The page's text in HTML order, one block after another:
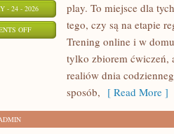
- 24 - 2026
OFFON
play. To miejsce dla
tego, czy są na etapie
Trening online i w
tylko zbiorem ćwiczeń,
realiów dnia
sposób, [ Read More ]